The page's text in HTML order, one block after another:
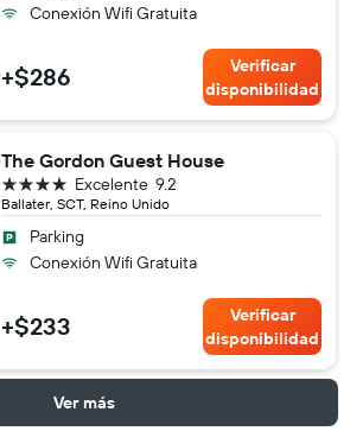
Conexión Wifi Gratuita
+$286
Verificar
disponibilidad
The Gordon Guest House
Ballater, SCT, Reino Unido
9.2
Excelente
4 estrellas
Parking
Conexión Wifi Gratuita
+$233
Verificar
disponibilidad
Ver más